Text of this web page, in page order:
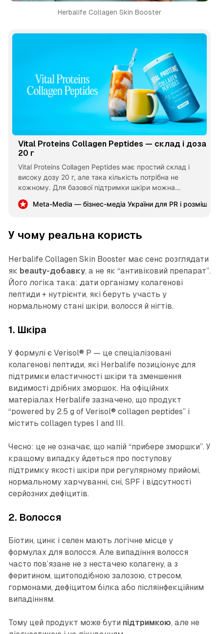
Herbalife Collagen Skin Booster
Vital Proteins Collagen Peptides — склад і доза
20 г
Vital Proteins Collagen Peptides має простий склад і
високу дозу 20 г, але така кількість потрібна не
кожному. Для базової підтримки шкіри можна
розглянути 10 г, тоді як повна порція зручніша
активним людям. Колаген не слід використовувати
Meta-Media — бізнес-медіа України для PR і
У чому реальна користь
Herbalife Collagen Skin Booster має сенс розглядати
як beauty-добавку, а не як “антивіковий препарат”.
Його логіка така: дати організму колагенові
пептиди + нутрієнти, які беруть участь у
нормальному стані шкіри, волосся й нігтів.
1. Шкіра
У формулі є Verisol® P — це спеціалізовані
колагенові пептиди, які Herbalife позиціонує для
підтримки еластичності шкіри та зменшення
видимості дрібних зморшок. На офіційних
матеріалах Herbalife зазначено, що продукт
“powered by 2.5 g of Verisol® collagen peptides” і
містить collagen types I and III.
Чесно: це не означає, що напій “прибере зморшки”. У
кращому випадку йдеться про поступову
підтримку якості шкіри при регулярному прийомі,
нормальному харчуванні, сні, SPF і відсутності
серйозних дефіцитів.
2. Волосся
Біотин, цинк і селен мають логічне місце у
формулах для волосся. Але випадіння волосся
часто пов’язане не з нестачею колагену, а з
феритином, щитоподібною залозою, стресом,
гормонами, дефіцитом білка або післяінфекційним
випадінням.
Тому цей продукт може бути підтримкою, але не